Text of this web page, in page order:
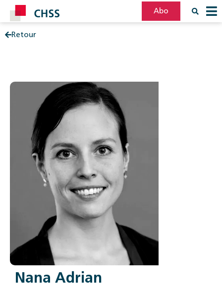
Abo
Retour
Nana Adrian